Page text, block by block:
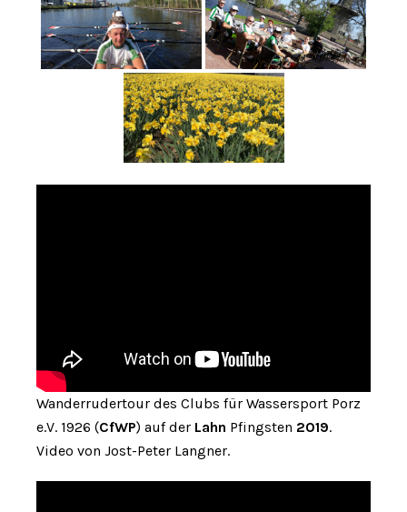
Wanderrudertour des Clubs für Wassersport Porz
e.V. 1926 (CfWP) auf der Lahn Pfingsten 2019.
Video von Jost-Peter Langner.